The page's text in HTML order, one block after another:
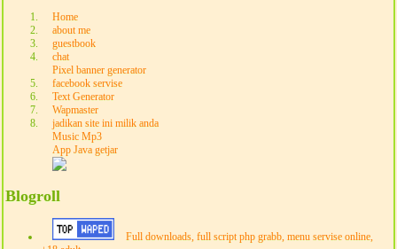
Home
about me
guestbook
chat
Pixel banner generator
facebook servise
Text Generator
Wapmaster
jadikan site ini milik anda
Music Mp3
App Java getjar
Blogroll
Full downloads, full script php grabb, menu servise online,